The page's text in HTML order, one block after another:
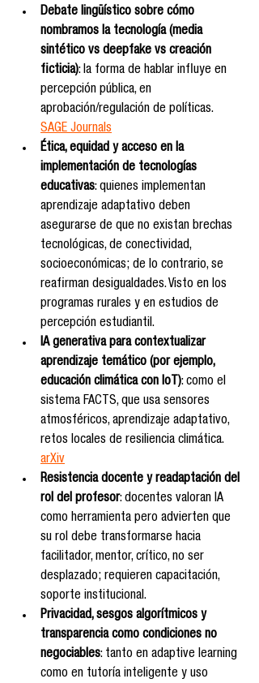
Debate lingüístico sobre cómo
nombramos la tecnología (media
sintético vs deepfake vs creación
ficticia): la forma de hablar influye en
percepción pública, en
aprobación/regulación de políticas.
SAGE Journals
Ética, equidad y acceso en la
implementación de tecnologías
educativas: quienes implementan
aprendizaje adaptativo deben
asegurarse de que no existan brechas
tecnológicas, de conectividad,
socioeconómicas; de lo contrario, se
reafirman desigualdades. Visto en los
programas rurales y en estudios de
percepción estudiantil.
IA generativa para contextualizar
aprendizaje temático (por ejemplo,
educación climática con IoT): como el
sistema FACTS, que usa sensores
atmosféricos, aprendizaje adaptativo,
retos locales de resiliencia climática.
arXiv
Resistencia docente y readaptación del
rol del profesor: docentes valoran IA
como herramienta pero advierten que
su rol debe transformarse hacia
facilitador, mentor, crítico, no ser
desplazado; requieren capacitación,
soporte institucional.
Privacidad, sesgos algorítmicos y
transparencia como condiciones no
negociables: tanto en adaptive learning
como en tutoría inteligente y uso